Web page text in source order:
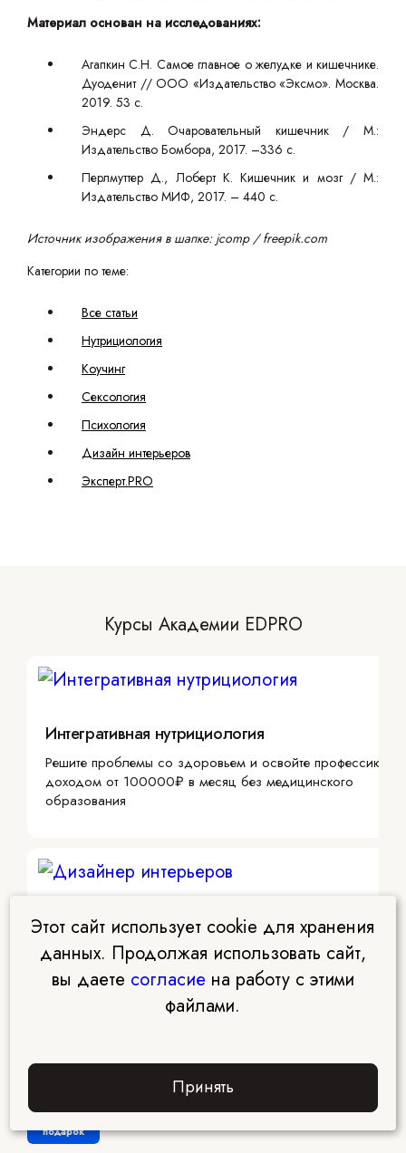
подарок
Материал основан на исследованиях:
Агапкин С.Н. Самое главное о желудке и кишечнике.
Дуоденит // ООО «Издательство «Эксмо». Москва.
2019. 53 с.
Эндерс Д. Очаровательный кишечник / М.:
Издательство Бомбора, 2017. –336 с.
Перлмуттер Д., Лоберт К. Кишечник и мозг / М.:
Издательство МИФ, 2017. – 440 с.
Источник изображения в шапке: jcomp / freepik.com
Категории по теме:
Все статьи
Нутрициология
Коучинг
Сексология
Психология
Дизайн интерьеров
Эксперт.PRO
Курсы Академии EDPRO
Интегративная нутрициология
Решите проблемы со здоровьем и освойте профессию с
доходом от 100000₽ в месяц без медицинского
образования
Дизайнер интерьеров
Онлайн курс «Дизайн интерьеров» с гарантией дохода
Этот сайт использует cookie для хранения
данных. Продолжая использовать сайт,
вы даете согласие на работу с этими
файлами.
Принять